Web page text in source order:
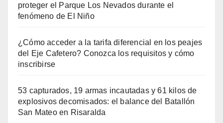
proteger el Parque Los Nevados durante el
fenómeno de El Niño
¿Cómo acceder a la tarifa diferencial en los peajes
del Eje Cafetero? Conozca los requisitos y cómo
inscribirse
53 capturados, 19 armas incautadas y 61 kilos de
explosivos decomisados: el balance del Batallón
San Mateo en Risaralda